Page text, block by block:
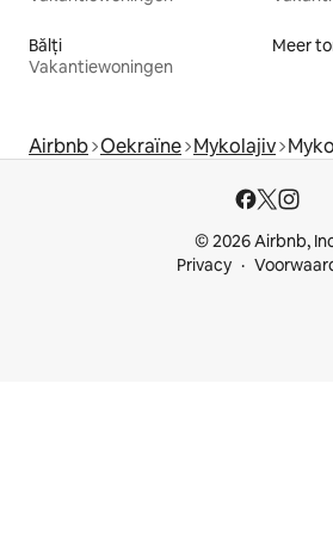
Bălți
Vakantiewoningen
Meer
Airbnb Oekraïne Mykolajiv
© 2026 Airbnb,
Privacy